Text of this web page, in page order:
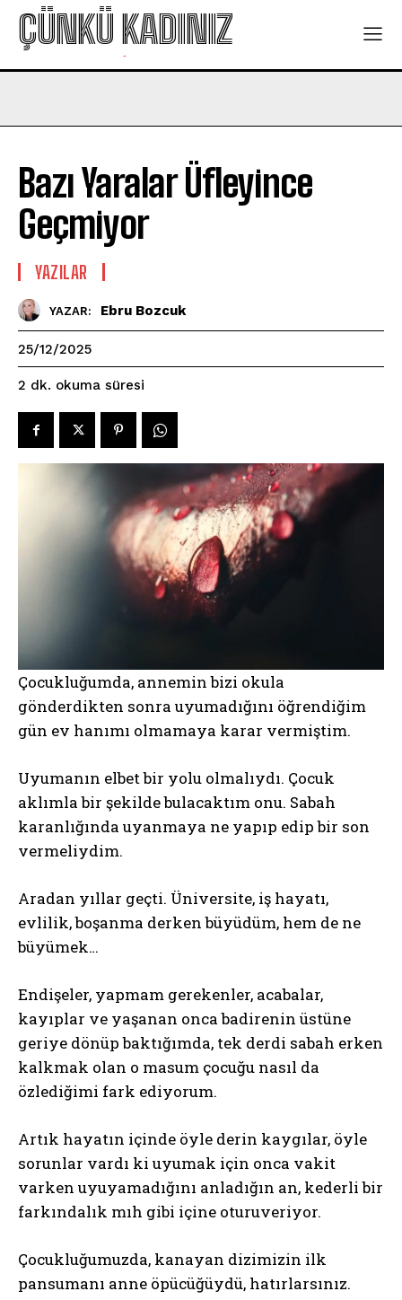
ÇÜNKÜ KADINIZ
-
Bazı Yaralar Üfleyince
Geçmiyor
YAZILAR
YAZAR: Ebru Bozcuk
25/12/2025
2 dk. okuma süresi
Çocukluğumda, annemin bizi okula
gönderdikten sonra uyumadığını öğrendiğim
gün ev hanımı olmamaya karar vermiştim.
Uyumanın elbet bir yolu olmalıydı. Çocuk
aklımla bir şekilde bulacaktım onu. Sabah
karanlığında uyanmaya ne yapıp edip bir son
vermeliydim.
Aradan yıllar geçti. Üniversite, iş hayatı,
evlilik, boşanma derken büyüdüm, hem de ne
büyümek…
Endişeler, yapmam gerekenler, acabalar,
kayıplar ve yaşanan onca badirenin üstüne
geriye dönüp baktığımda, tek derdi sabah erken
kalkmak olan o masum çocuğu nasıl da
özlediğimi fark ediyorum.
Artık hayatın içinde öyle derin kaygılar, öyle
sorunlar vardı ki uyumak için onca vakit
varken uyuyamadığını anladığın an, kederli bir
farkındalık mıh gibi içine oturuveriyor.
Çocukluğumuzda, kanayan dizimizin ilk
pansumanı anne öpücüğüydü, hatırlarsınız.